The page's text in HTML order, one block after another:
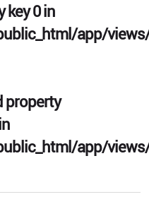
key 0 in
app/
property
app/